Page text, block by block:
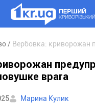
врага
Марина Кулик